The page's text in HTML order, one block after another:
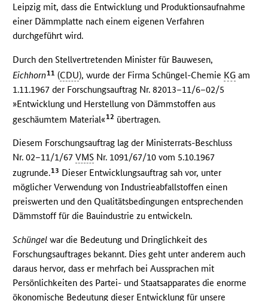
Leipzig mit, dass die Entwicklung und Produktionsaufnahme
einer Dämmplatte nach einem eigenen Verfahren
durchgeführt wird.
Durch den Stellvertretenden Minister für Bauwesen,
Eichhorn11 (CDU), wurde der Firma Schüngel-Chemie KG am
1.11.1967 der Forschungsauftrag Nr. 82013–11/6–02/5
»Entwicklung und Herstellung von Dämmstoffen aus
geschäumtem Material«12 übertragen.
Diesem Forschungsauftrag lag der Ministerrats-Beschluss
Nr. 02–11/1/67VMS Nr. 1091/67/10 vom 5.10.1967
zugrunde.13 Dieser Entwicklungsauftrag sah vor, unter
möglicher Verwendung von Industrieabfallstoffen einen
preiswerten und den Qualitätsbedingungen entsprechenden
Dämmstoff für die Bauindustrie zu entwickeln.
Schüngel war die Bedeutung und Dringlichkeit des
Forschungsauftrages bekannt. Dies geht unter anderem auch
daraus hervor, dass er mehrfach bei Aussprachen mit
Persönlichkeiten des Partei- und Staatsapparates die enorme
ökonomische Bedeutung dieser Entwicklung für unsere